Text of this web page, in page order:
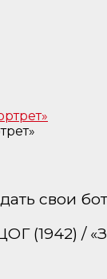
свои
(1942) /